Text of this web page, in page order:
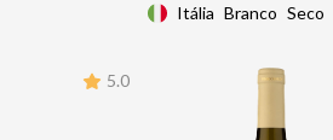
Itália Branco Seco
5.0